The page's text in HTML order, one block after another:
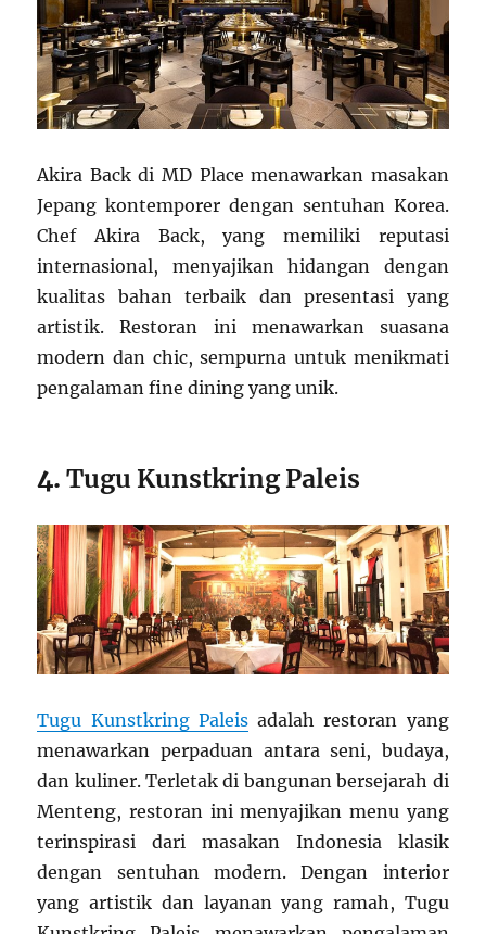
Akira Back di MD Place menawarkan masakan
Jepang kontemporer dengan sentuhan Korea.
Chef Akira Back, yang memiliki reputasi
internasional, menyajikan hidangan dengan
kualitas bahan terbaik dan presentasi yang
artistik. Restoran ini menawarkan suasana
modern dan chic, sempurna untuk menikmati
pengalaman fine dining yang unik.
4.Tugu Kunstkring Paleis
Tugu Kunstkring Paleisadalah restoran yang
menawarkan perpaduan antara seni, budaya,
dan kuliner. Terletak di bangunan bersejarah di
Menteng, restoran ini menyajikan menu yang
terinspirasi dari masakan Indonesia klasik
dengan sentuhan modern. Dengan interior
yang artistik dan layanan yang ramah, Tugu